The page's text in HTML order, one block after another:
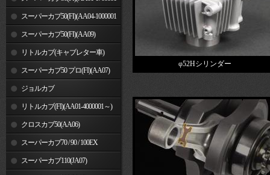
～) スーパーカブ50(FI)(AA04-1000001
～) スーパーカブ50(FI)(AA09)
リトルカブ(キャブレター車)
スーパーカブ50 プロ(FI)(AA07)
ジョルカブ
リトルカブ(FI)(AA01-4000001～)
クロスカブ50(AA06)
スーパーカブ70 / 90 / 100EX
スーパーカブ110(JA07)
φ52Hシリンダー